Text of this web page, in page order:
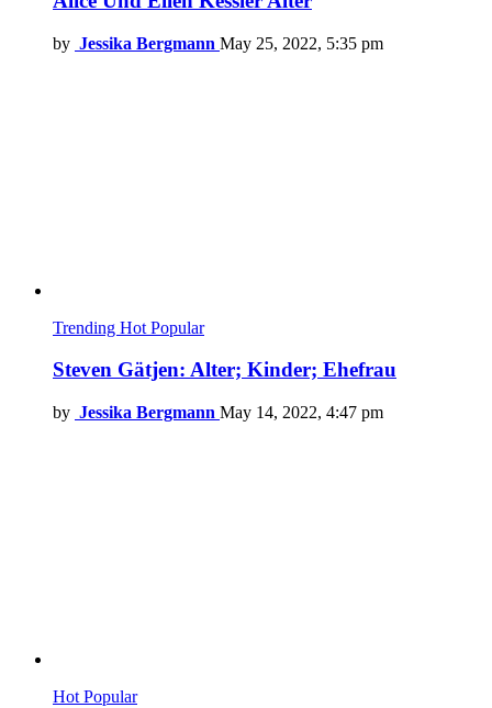
by Jessika Bergmann May 25, 2022, 5:35 pm
Trending Hot Popular
Steven Gätjen: Alter; Kinder; Ehefrau
by Jessika Bergmann May 14, 2022, 4:47 pm
Hot Popular